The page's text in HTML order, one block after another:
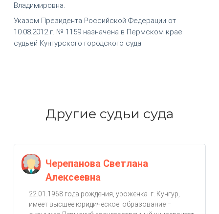
Владимировна.
Указом Президента Российской Федерации от
10.08.2012 г. № 1159 назначена в Пермском крае
судьей Кунгурского городского суда.
Другие судьи суда
Черепанова Светлана
Алексеевна
22.01.1968 года рождения, уроженка г. Кунгур,
имеет высшее юридическое образование –